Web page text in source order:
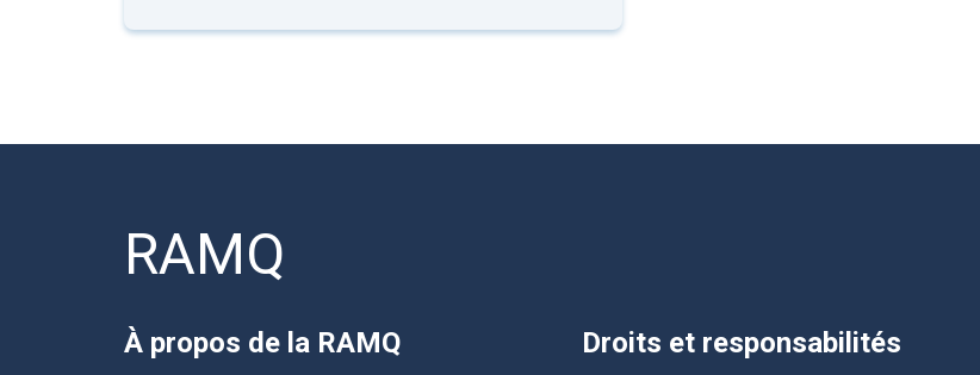
RAMQ
À propos de la RAMQ
Droits et responsabilités